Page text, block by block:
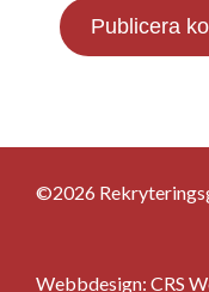
©2026
Webbdesign: CRS